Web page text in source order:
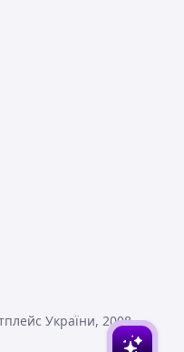
України, 2008-